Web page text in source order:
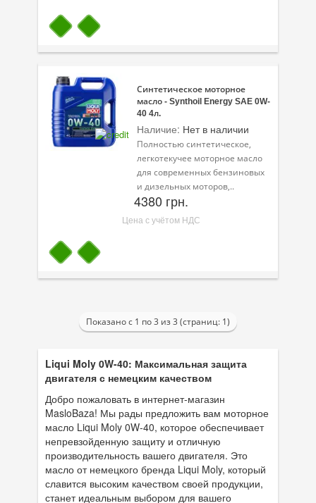
Технологические жидкости
Синтетическое моторное
масло - Synthoil Energy SAE 0W-
40 4л.
Наличие: Нет в наличии
Полностью синтетическое,
легкотекучее моторное масло
для современных бензиновых
и дизельных моторов,..
4380 грн.
Цена с учётом НДС
Показано с 1 по 3 из 3 (страниц: 1)
Liqui Moly 0W-40: Максимальная защита
двигателя с немецким качеством
Добро пожаловать в интернет-магазин
MasloBaza! Мы рады предложить вам моторное
масло Liqui Moly 0W-40, которое обеспечивает
непревзойденную защиту и отличную
производительность вашего двигателя. Это
масло от немецкого бренда Liqui Moly, который
славится высоким качеством своей продукции,
станет идеальным выбором для вашего